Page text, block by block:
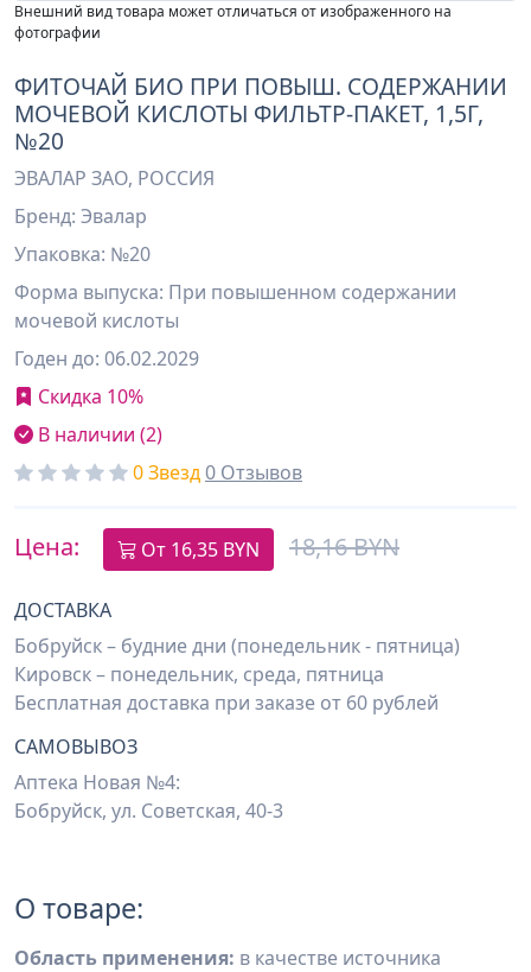
Внешний вид товара может отличаться от изображенного на
фотографии
ФИТОЧАЙ БИО ПРИ ПОВЫШ. СОДЕРЖАНИИ
МОЧЕВОЙ КИСЛОТЫ ФИЛЬТР-ПАКЕТ, 1,5Г,
№20
ЭВАЛАР ЗАО, РОССИЯ
Бренд: Эвалар
Упаковка: №20
Форма выпуска: При повышенном содержании
мочевой кислоты
Годен до: 06.02.2029
Скидка 10%
В наличии (2)
0 Звезд0 Отзывов
Цена: От 16,35 BYN 18,16 BYN
ДОСТАВКА
Бобруйск – будние дни (понедельник - пятница)
Кировск – понедельник, среда, пятница
Бесплатная доставка при заказе от 60 рублей
САМОВЫВОЗ
Аптека Новая №4:
Бобруйск, ул. Советская, 40-3
О товаре:
Область применения: в качестве источника